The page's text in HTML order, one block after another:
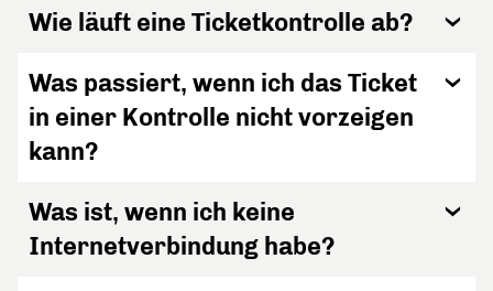
Wie läuft eine Ticketkontrolle ab?
Was passiert, wenn ich das Ticket
in einer Kontrolle nicht vorzeigen
kann?
Was ist, wenn ich keine
Internetverbindung habe?